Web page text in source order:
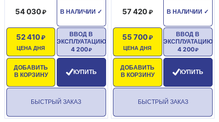
В НАЛИЧИИ ✓
54 030
ЦЕНА ДНЯ
52 410
ДОБАВИТЬ
В КОРЗИНУ
ВВОД В
ЭКСПЛУАТАЦИЮ
4 200
КУПИТЬ
БЫСТРЫЙ ЗАКАЗ
В НАЛИЧИИ ✓
57 420
ЦЕНА ДНЯ
55 700
ДОБАВИТЬ
В КОРЗИНУ
ВВОД В
ЭКСПЛУАТАЦИЮ
4 200
КУПИТЬ
БЫСТРЫЙ ЗАКАЗ